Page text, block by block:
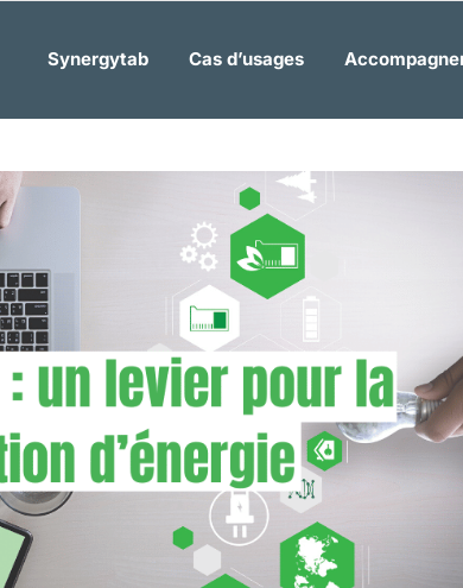
Synergytab Cas d’usages